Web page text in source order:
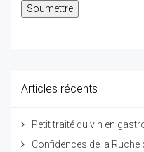
Articles récents
Petit traité du vin en
Confidences de la Ruche